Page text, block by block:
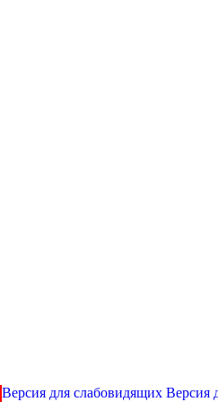
Версия для слабовидящихВерсия